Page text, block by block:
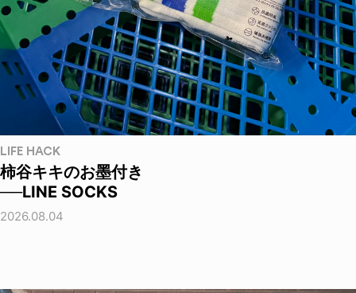
LIFE HACK
柿谷キキのお墨付き
──LINE SOCKS
2026.08.04